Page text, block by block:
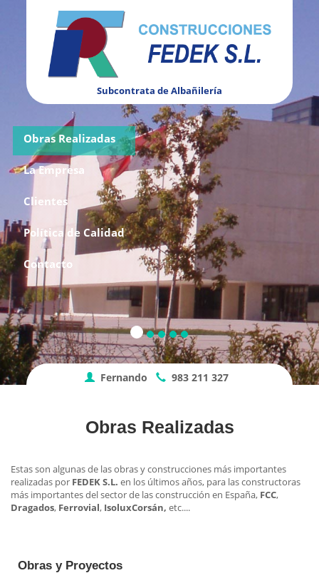
Subcontrata de Albañilería
Obras Realizadas
La Empresa
Clientes
Política de Calidad
Contacto
Fernando 983 211 327
Obras Realizadas
Estas son algunas de las obras y construcciones más importantes
realizadas por FEDEK S.L. en los últimos años, para las constructoras
más importantes del sector de las construcción en España, FCC,
Dragados, Ferrovial, IsoluxCorsán, etc....
Obras y Proyectos